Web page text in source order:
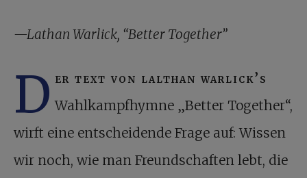
—Lathan Warlick, “Better Together”
D er text von lalthan warlick’s
Wahlkampfhymne „Better Together“,
wirft eine entscheidende Frage auf: Wissen
wir noch, wie man Freundschaften lebt, die